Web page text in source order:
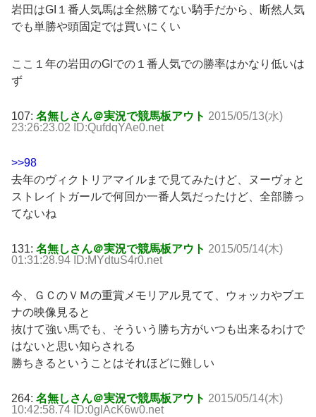
岩田はGI１番人気馬は全然勝てない騎手だから、断然人気
でも単勝や頭固定では買いにくい
ここ１年の岩田のGIでの１番人気での勝率はかなり低いは
ず
107: 名無しさん＠実況で競馬板アウト 2015/05/13(水)
23:26:23.02 ID:QufdqYAe0.net
>>98
去年のヴィクトリアマイルまで見てみたけど、ヌーヴォと
ストレイトガールで何回か一番人気だったけど、全部勝っ
てないね
131: 名無しさん＠実況で競馬板アウト 2015/05/14(木)
01:31:28.94 ID:MYdtuS4r0.net
今、ＧＣのＶＭの重賞メモリアル見てて、ウォッカやブエ
ナの映像見ると
抜けて強い馬でも、そういう勝ち方がいつも出来るわけで
はないと思い知らされる
勝ちきるということはそれほどに難しい
264: 名無しさん＠実況で競馬板アウト 2015/05/14(木)
10:42:58.74 ID:0glAcK6w0.net